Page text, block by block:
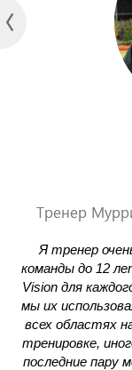
Тренер
Я тренер
команды до 12
Vision для
мы их
всех областях
тренировке,
последние пару